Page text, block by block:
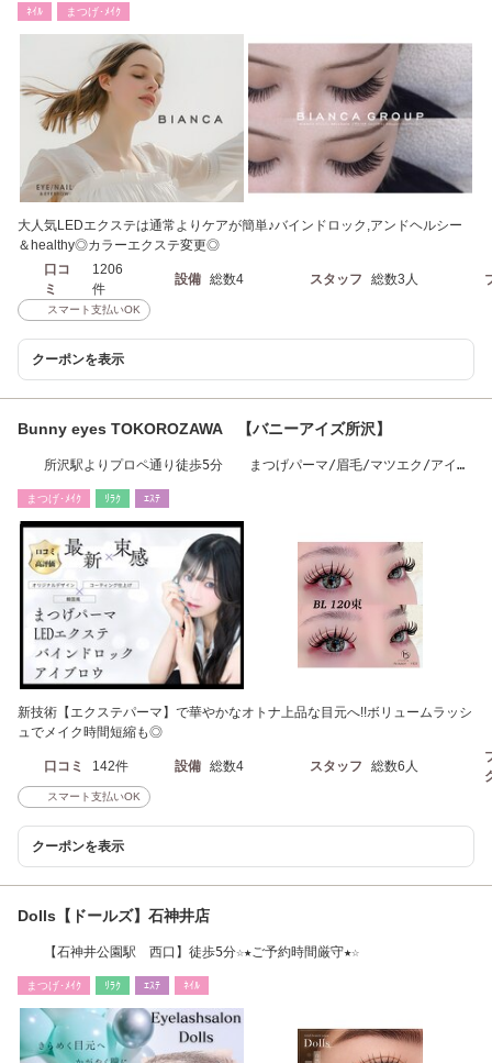
ﾈｲﾙ まつげ･ﾒｲｸ
大人気LEDエクステは通常よりケアが簡単♪バインドロック,アンドヘルシー
＆healthy◎カラーエクステ変更◎
口コ
ミ
1206
件
設備 総数4 スタッフ 総数3人
スマート支払いOK
クーポンを表示
Bunny eyes TOKOROZAWA 【バニーアイズ所沢】
所沢駅よりプロペ通り徒歩5分 まつげパーマ/眉毛/マツエク/アイブ
まつげ･ﾒｲｸ ﾘﾗｸ ｴｽﾃ
新技術【エクステパーマ】で華やかなオトナ上品な目元へ!!ボリュームラッシ
ュでメイク時間短縮も◎
口コミ 142件 設備 総数4 スタッフ 総数6人
スマート支払いOK
クーポンを表示
Dolls【ドールズ】石神井店
【石神井公園駅 西口】徒歩5分☆★ご予約時間厳守★☆
まつげ･ﾒｲｸ ﾘﾗｸ ｴｽﾃ ﾈｲﾙ